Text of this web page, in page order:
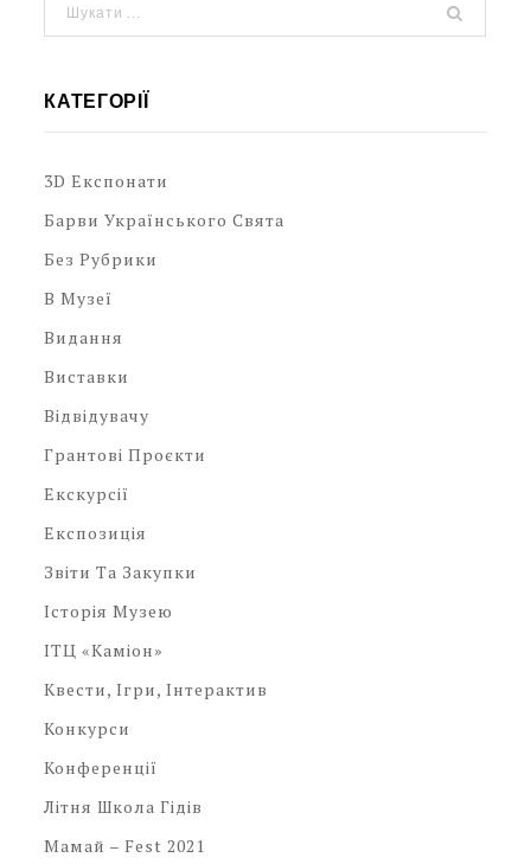
КАТЕГОРІЇ
3D Експонати
Барви Українського Свята
Без Рубрики
В Музеї
Видання
Виставки
Відвідувачу
Грантові Проєкти
Екскурсії
Експозиція
Звіти Та Закупки
Історія Музею
ІТЦ «Каміон»
Квести, Ігри, Інтерактив
Конкурси
Конференції
Літня Школа Гідів
Мамай – Fest 2021